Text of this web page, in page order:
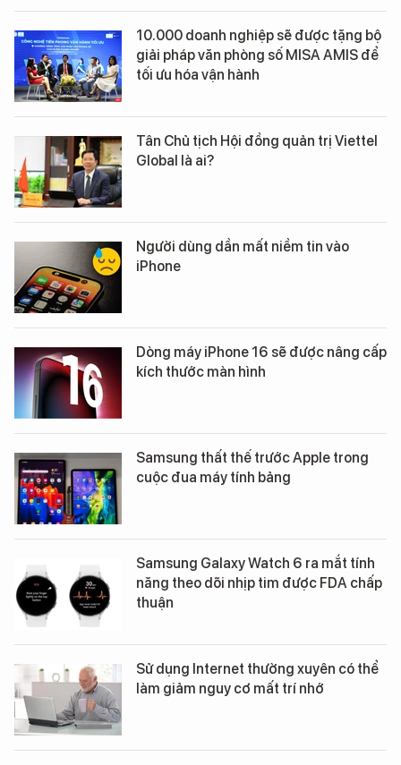
10.000 doanh nghiệp sẽ được tặng bộ
giải pháp văn phòng số MISA AMIS để
tối ưu hóa vận hành
Tân Chủ tịch Hội đồng quản trị Viettel
Global là ai?
Người dùng dần mất niềm tin vào
iPhone
Dòng máy iPhone 16 sẽ được nâng cấp
kích thước màn hình
Samsung thất thế trước Apple trong
cuộc đua máy tính bảng
Samsung Galaxy Watch 6 ra mắt tính
năng theo dõi nhịp tim được FDA chấp
thuận
Sử dụng Internet thường xuyên có thể
làm giảm nguy cơ mất trí nhớ